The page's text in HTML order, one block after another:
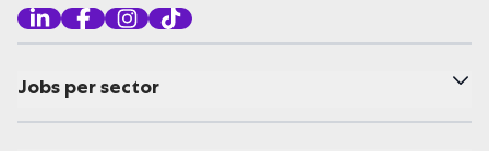
Jobs per sector